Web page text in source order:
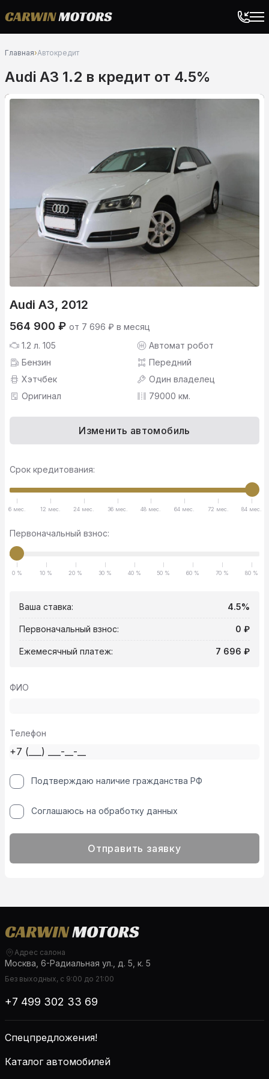
Главная›Автокредит
Audi A3 1.2 в кредит от 4.5%
Audi A3, 2012
564 900 ₽ от 7 696 ₽ в месяц
1.2 л. 105
Автомат робот
Бензин
Передний
Хэтчбек
Один владелец
Оригинал
79000 км.
Изменить автомобиль
Срок кредитования:
6 мес. 12 мес. 24 мес. 36 мес. 48 мес. 64 мес. 72 мес. 84 мес.
Первоначальный взнос:
0 % 10 % 20 % 30 % 40 % 50 % 60 % 70 % 80 %
Ваша ставка: 4.5%
Первоначальный взнос: 0 ₽
Ежемесячный платеж: 7 696 ₽
ФИО
Телефон
Подтверждаю наличие гражданства РФ
Соглашаюсь на обработку данных
Отправить заявку
Адрес салона
Москва, 6-Радиальная ул., д. 5, к. 5
Без выходных, с 9:00 до 21:00
+7 499 302 33 69
Спецпредложения!
Каталог автомобилей